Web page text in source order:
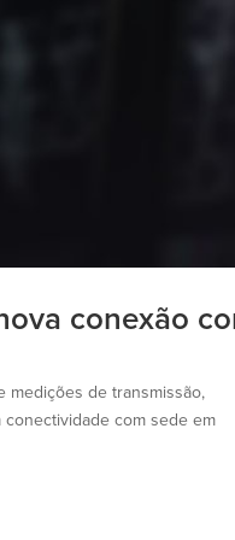
conexão
medições de transmissão,
conectividade com sede em